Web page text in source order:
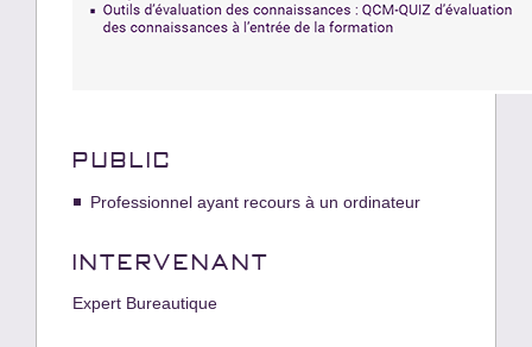
PUBLIC
Professionnel ayant recours à un ordinateur
INTERVENANT
Expert Bureautique